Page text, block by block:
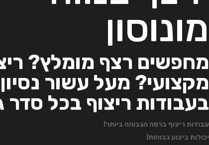
מונוסון
מחפשים רצף מומלץ?
מקצועי? מעל עשור נסיון
בעבודות ריצוף בכל סדר
עבודות ריצוף ברמה הגבוהה ביותר!
יכולות ביצוע גבוהות!